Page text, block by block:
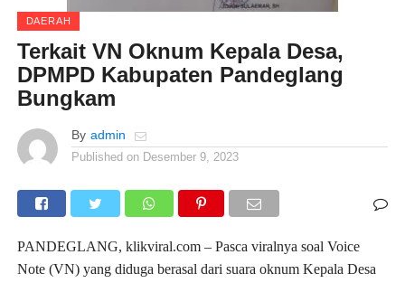
DAERAH
Terkait VN Oknum Kepala Desa,
DPMPD Kabupaten Pandeglang
Bungkam
By admin
Published on Desember 9, 2023
PANDEGLANG, klikviral.com – Pasca viralnya soal Voice
Note (VN) yang diduga berasal dari suara oknum Kepala Desa